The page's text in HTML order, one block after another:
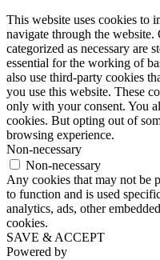
This website uses cookies to
navigate through the website.
categorized as necessary are
essential for the working of
also use third-party cookies
you use this website. These
only with your consent. You
cookies. But opting out of
browsing experience.
Non-necessary
Non-necessary
Any cookies that may not be
to function and is used
analytics, ads, other
cookies.
SAVE & ACCEPT
Powered by